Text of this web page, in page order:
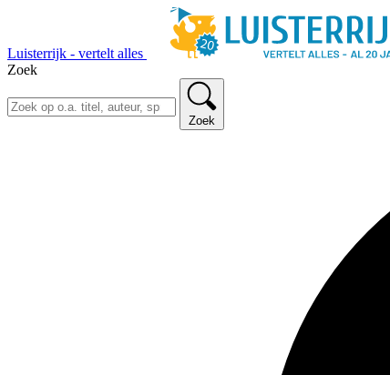
Luisterrijk - vertelt alles
Zoek
Zoek